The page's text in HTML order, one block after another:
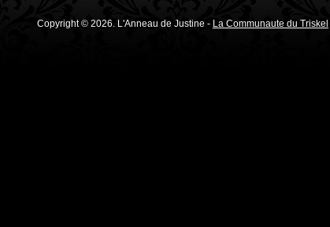
Copyright © 2026. L'Anneau de Justine - La Communaute du Triskel